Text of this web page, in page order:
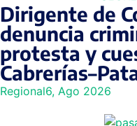
Dirigente de
denuncia
protesta y
Regional6, Ago 2026